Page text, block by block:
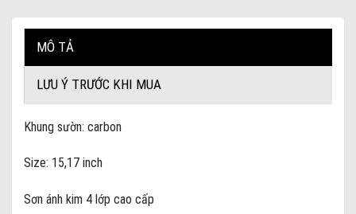
MÔ TẢ
LƯU Ý TRƯỚC KHI MUA
Khung sườn: carbon
Size: 15,17 inch
Sơn ánh kim 4 lớp cao cấp